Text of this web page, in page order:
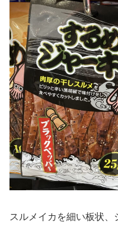
スルメイカを細い板状、